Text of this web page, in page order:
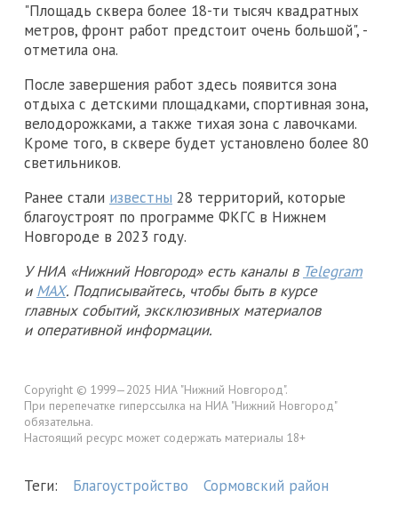
"Площадь сквера более 18-ти тысяч квадратных
метров, фронт работ предстоит очень большой", -
отметила она.
После завершения работ здесь появится зона
отдыха с детскими площадками, спортивная зона,
велодорожками, а также тихая зона с лавочками.
Кроме того, в сквере будет установлено более 80
светильников.
Ранее стали известны 28 территорий, которые
благоустроят по программе ФКГС в Нижнем
Новгороде в 2023 году.
У НИА «Нижний Новгород» есть каналы в Telegram
и MAX. Подписывайтесь, чтобы быть в курсе
главных событий, эксклюзивных материалов
и оперативной информации.
Copyright © 1999—2025 НИА "Нижний Новгород".
При перепечатке гиперссылка на НИА "Нижний Новгород"
обязательна.
Настоящий ресурс может содержать материалы 18+
Теги: Благоустройство Сормовский район